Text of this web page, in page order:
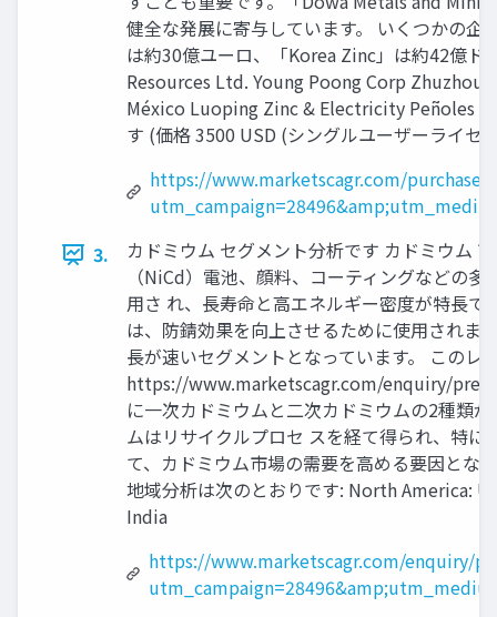
健全な発展に寄与しています。 いくつかの
は約30億ユーロ、「Korea Zinc」は約42億ド
Resources Ltd. Young Poong Corp
México Luoping Zinc & Electricity Peñoles
す (価格 3500 USD (シングルユーザーライ
https://www.marketscagr.com/purchase/
3.
カドミウム セグメント分析です カドミウム
（NiCd）電池、顔料、コーティングなどの
用さ れ、長寿命と高エネルギー密度が特長
は、防錆効果を向上させるために使用されま
長が速いセグメントとなっています。 この
https://www.marketscagr.com/enquiry/pre-
に一次カドミウムと二次カドミウムの2種類
ムはリサイクルプロセ スを経て得られ、特
て、カドミウム市場の需要を高める要因とな
地域分析は次のとおりです: North America:
India
https://www.marketscagr.com/enquiry/